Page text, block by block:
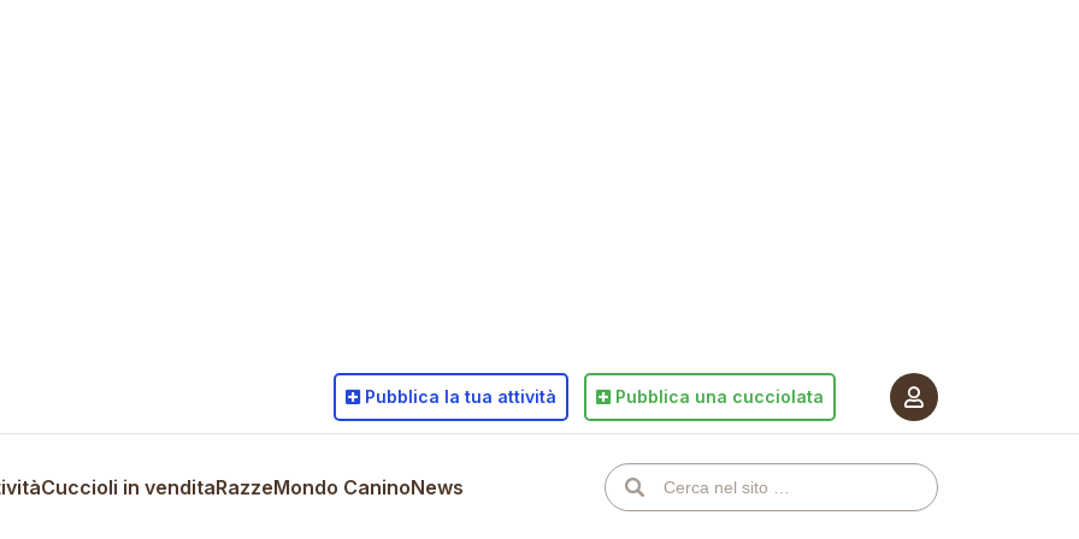
Cuccioli in venditaRazzeMondo CaninoNews
Pubblica la tua attività Pubblica una cucciolata